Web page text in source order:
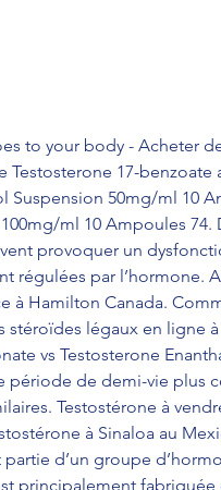
to your body - Acheter
Testosterone 17-benzoate
Suspension 50mg/ml 10
ml 10 Ampoules 74.
provoquer un
régulées par l’hormone.
à Hamilton Canada.
stéroïdes légaux en ligne
vs Testosterone
période de demi-vie plus
Testostérone à
à Sinaloa au
d’un groupe
principalement fabriquée